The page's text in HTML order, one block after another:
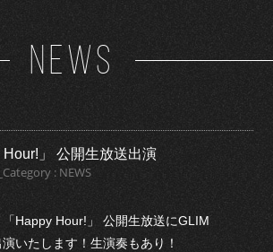
NEWS
Hour!」 公開生放送出演
: NEWS
Happy Hour!」 公開生放送にGLIM
いたします！生演奏もあり！